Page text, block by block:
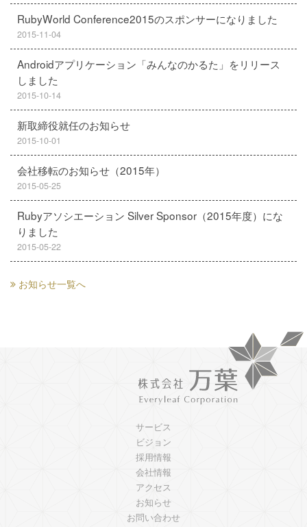
RubyWorld Conference2015のスポンサーになりました
2015-11-04
Androidアプリケーション「みんなのかるた」をリリース
しました
2015-10-14
新取締役就任のお知らせ
2015-10-01
会社移転のお知らせ（2015年）
2015-05-25
Rubyアソシエーション Silver Sponsor（2015年度）にな
りました
2015-05-22
お知らせ一覧へ
サービス
ビジョン
採用情報
会社情報
アクセス
お知らせ
お問い合わせ